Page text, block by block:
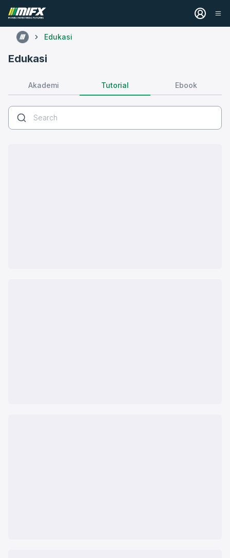
Edukasi
Edukasi
Akademi Tutorial Ebook